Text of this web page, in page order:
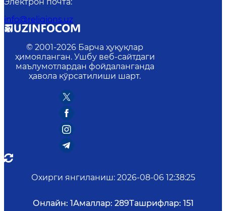
info@religions.uz
© 2001-2026 Барча ҳуқуқлар
ҳимояланган. Ушбу веб-сайтдаги
маълумотлардан фойдаланганда
ҳавола кўрсатилиши шарт.
Охирги янгиланиш: 2026-08-06 12:38:25
Онлайн: 1Амаллар: 289Ташрифлар: 151